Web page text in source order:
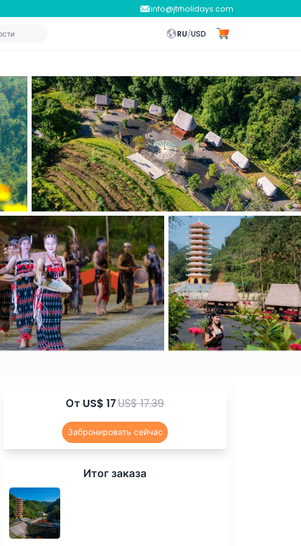
info@jtrholidays.com
RU/USD
От US$ 17US$ 17.39
Забронировать сейчас
Итог заказа